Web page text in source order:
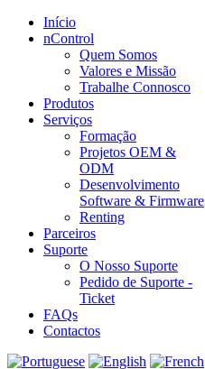
Início
nControl
Quem Somos
Valores e Missão
Trabalhe Connosco
Produtos
Serviços
Formação
Projetos OEM &
ODM
Desenvolvimento
Software & Firmware
Renting
Parceiros
Suporte
O Nosso Suporte
Pedido de Suporte -
Ticket
FAQs
Contactos